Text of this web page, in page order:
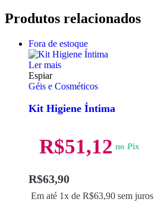
Produtos relacionados
Fora de estoque
Ler mais
Espiar
Géis e Cosméticos
Kit Higiene Íntima
R$63,90
Em até 1x de R$63,90 sem juros
R$51,12 no Pix